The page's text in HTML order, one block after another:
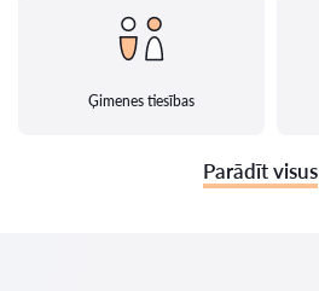
Ģimenes tiesības
Parādīt visus